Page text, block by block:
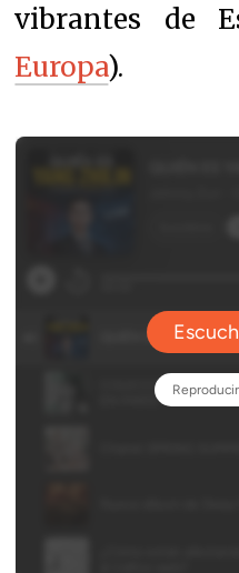
vibrantes de
Europa).